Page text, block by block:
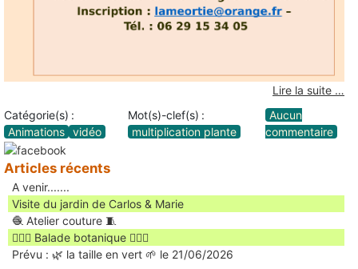
Lire la suite …
Catégorie(s) :
Animations vidéo
Mot(s)-clef(s) :
multiplication plante
Aucun
commentaire
Articles récents
A venir.......
Visite du jardin de Carlos & Marie
🧶 Atelier couture 🧵
🚶🏻‍♀️ Balade botanique 🚶🏻‍♂️
Prévu : 🌿 la taille en vert 🌱 le 21/06/2026